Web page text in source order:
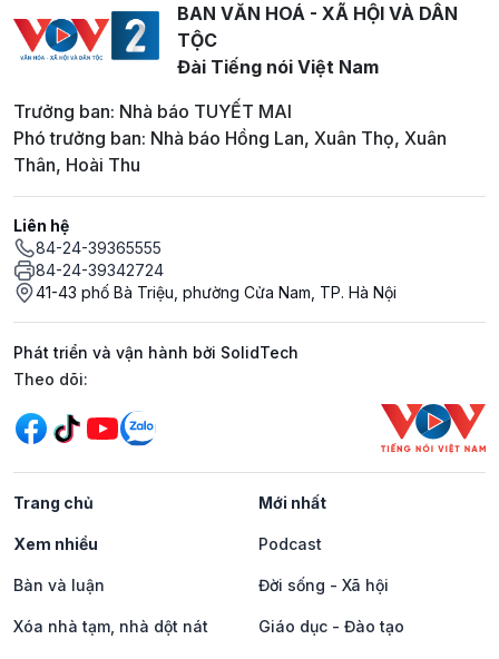
BAN VĂN HOÁ - XÃ HỘI VÀ DÂN
TỘC
Đài Tiếng nói Việt Nam
Trưởng ban: Nhà báo TUYẾT MAI
Phó trưởng ban: Nhà báo Hồng Lan, Xuân Thọ, Xuân
Thân, Hoài Thu
Liên hệ
84-24-39365555
84-24-39342724
41-43 phố Bà Triệu, phường Cửa Nam, TP. Hà Nội
Phát triển và vận hành bởi SolidTech
Mạng xã hội
Theo dõi:
Trang chủ Mới nhất
Xem nhiều Podcast
Bàn và luận Đời sống - Xã hội
Xóa nhà tạm, nhà dột nát Giáo dục - Đào tạo